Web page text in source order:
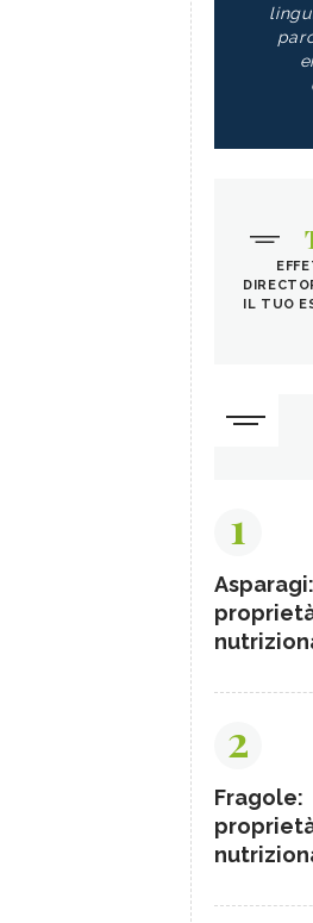
IL TUO
1
Asparagi:
2
Fragole: